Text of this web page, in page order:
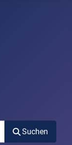
Suchen